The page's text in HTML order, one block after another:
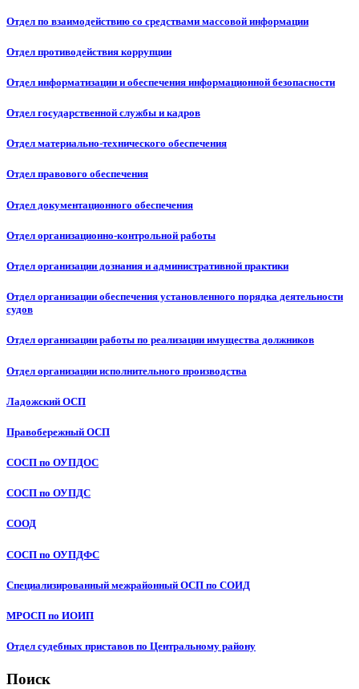
Отдел по взаимодействию со средствами массовой информации
Отдел противодействия коррупции
Отдел информатизации и обеспечения информационной безопасности
Отдел государственной службы и кадров
Отдел материально-технического обеспечения
Отдел правового обеспечения
Отдел документационного обеспечения
Отдел организационно-контрольной работы
Отдел организации дознания и административной практики
Отдел организации обеспечения установленного порядка деятельности
судов
Отдел организации работы по реализации имущества должников
Отдел организации исполнительного производства
Ладожский ОСП
Правобережный ОСП
СОСП по ОУПДОС
СОСП по ОУПДС
СООД
СОСП по ОУПДФС
Специализированный межрайонный ОСП по СОИД
МРОСП по ИОИП
Отдел судебных приставов по Центральному району
Поиск